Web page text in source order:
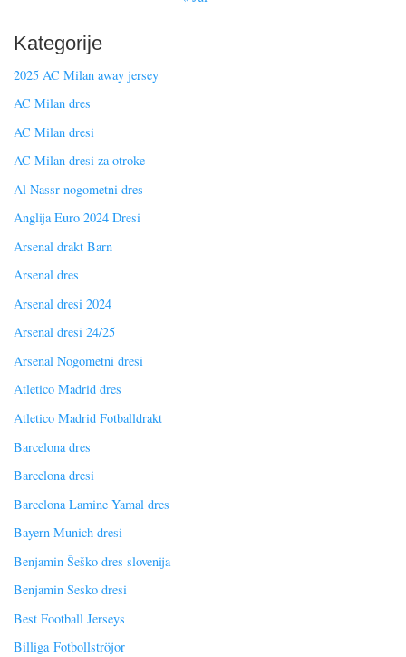
Kategorije
2025 AC Milan away jersey
AC Milan dres
AC Milan dresi
AC Milan dresi za otroke
Al Nassr nogometni dres
Anglija Euro 2024 Dresi
Arsenal drakt Barn
Arsenal dres
Arsenal dresi 2024
Arsenal dresi 24/25
Arsenal Nogometni dresi
Atletico Madrid dres
Atletico Madrid Fotballdrakt
Barcelona dres
Barcelona dresi
Barcelona Lamine Yamal dres
Bayern Munich dresi
Benjamin Šeško dres slovenija
Benjamin Sesko dresi
Best Football Jerseys
Billiga Fotbollströjor